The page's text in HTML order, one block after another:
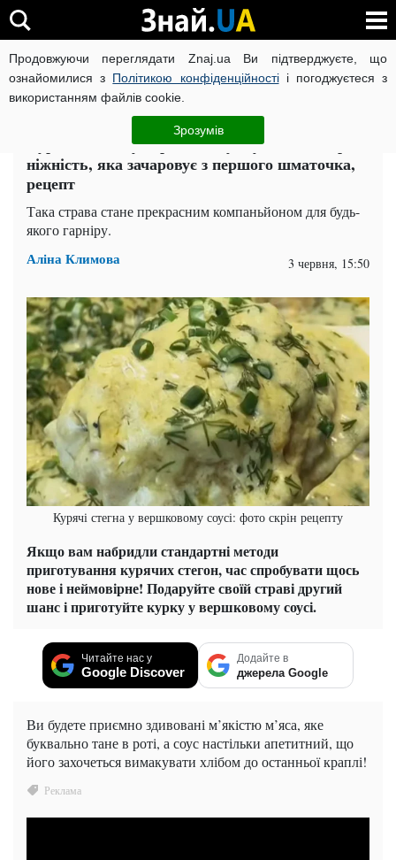
Продовжуючи переглядати Znaj.ua Ви підтверджуєте, що
ознайомилися з Політикою конфіденційностіі погоджуєтеся з
використанням файлів cookie.
Зрозумів
ВІЙНА РОСІЇ ПРОТИ УКРАЇНИ КОРОНАВІРУС В УКРАЇНІ
Рецепти та Кулінарія ЧИТАТЬ НА РУССКОМ
Курячі стегна у вершковому соусі: неймовірна
ніжність, яка зачаровує з першого шматочка,
рецепт
Така страва стане прекрасним компаньйоном для будь-
якого гарніру.
Аліна Климова 3 червня, 15:50
Курячі стегна у вершковому соусі: фото скрін рецепту
Якщо вам набридли стандартні методи
приготування курячих стегон, час спробувати щось
нове і неймовірне! Подаруйте своїй страві другий
шанс і приготуйте курку у вершковому соусі.
Читайте нас у
Google Discover
Додайте в
джерела Google
Ви будете приємно здивовані м’якістю м’яса, яке
буквально тане в роті, а соус настільки апетитний, що
його захочеться вимакувати хлібом до останньої краплі!